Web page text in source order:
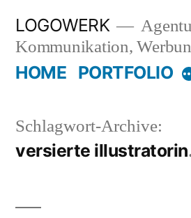
Inhalt
springen
LOGOWERK
Kommunikation,
HOME PORTFOLIO
Schlagwort-Archive:
versierte illustratorin